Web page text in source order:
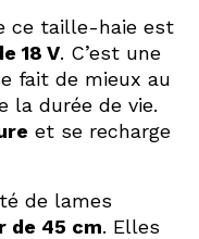
ce taille-haie est
18 V. C’est une
fait de mieux au
la durée de vie.
et se recharge
de lames
de 45 cm. Elles